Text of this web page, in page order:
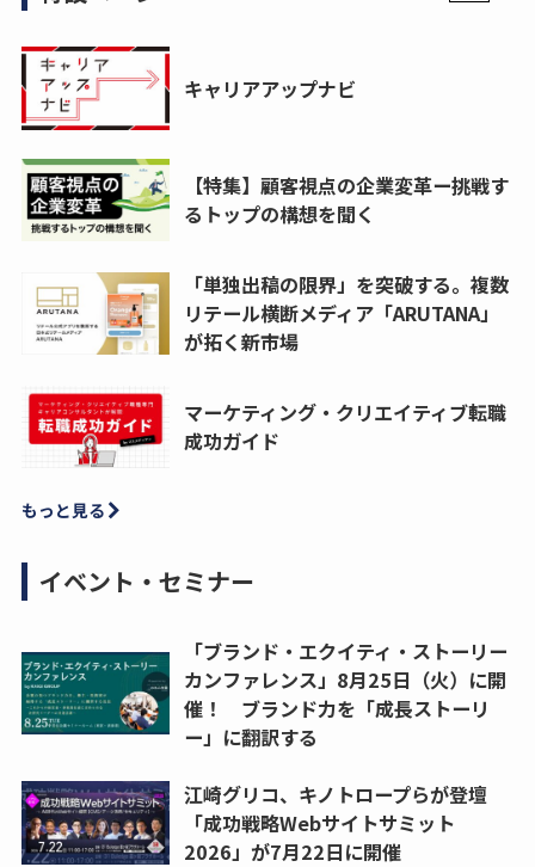
キャリアアップナビ
【特集】顧客視点の企業変革ー挑戦す
るトップの構想を聞く
「単独出稿の限界」を突破する。複数
リテール横断メディア「ARUTANA」
が拓く新市場
マーケティング・クリエイティブ転職
成功ガイド
もっと見る
イベント・セミナー
「ブランド・エクイティ・ストーリー
カンファレンス」8月25日（火）に開
催！ ブランド力を「成長ストーリ
ー」に翻訳する
江崎グリコ、キノトロープらが登壇
「成功戦略Webサイトサミット
2026」が7月22日に開催